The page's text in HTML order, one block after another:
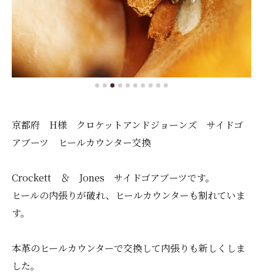
京都府 H様 クロケットアンドジョーンズ サイドゴ
アブーツ ヒールカウンター交換
Crockett ＆ Jones サイドゴアブーツです。
ヒールの内張りが破れ、ヒールカウンターも割れていま
す。
本革のヒールカウンターで交換して内張りも新しくしま
した。